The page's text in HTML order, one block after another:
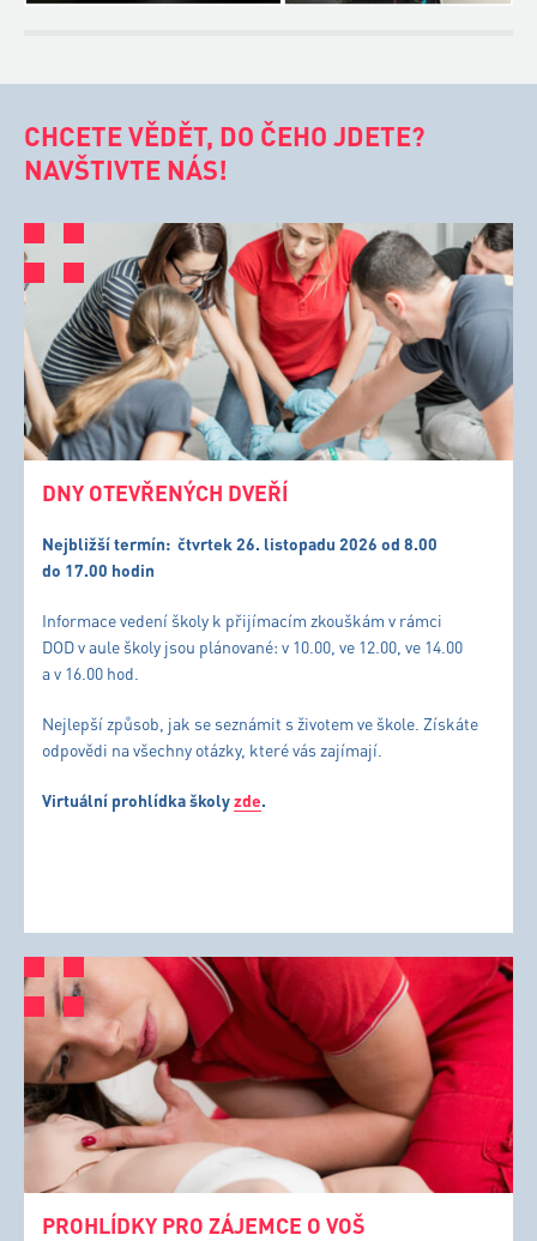
CHCETE VĚDĚT, DO ČEHO JDETE?
NAVŠTIVTE NÁS!
DNY OTEVŘENÝCH DVEŘÍ
Nejbližší termín: čtvrtek 26. listopadu 2026 od 8.00
do 17.00 hodin
Informace vedení školy k přijímacím zkouškám v rámci
DOD v aule školy jsou plánované: v 10.00, ve 12.00, ve 14.00
a v 16.00 hod.
Nejlepší způsob, jak se seznámit s životem ve škole. Získáte
odpovědi na všechny otázky, které vás zajímají.
Virtuální prohlídka školyzde.
PROHLÍDKY PRO ZÁJEMCE O VOŠ